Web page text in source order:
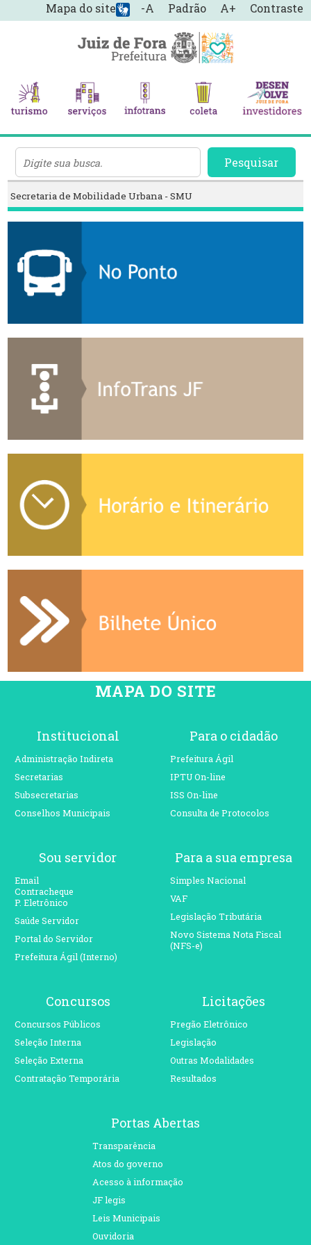
-A Padrão A+ Contraste
Mapa do site
Pesquisar
Secretaria de Mobilidade Urbana - SMU
MAPA DO SITE
Institucional
Administração Indireta
Secretarias
Subsecretarias
Conselhos Municipais
Para o cidadão
Prefeitura Ágil
IPTU On-line
ISS On-line
Consulta de Protocolos
Sou servidor
Email
Contracheque
P. Eletrônico
Saúde Servidor
Portal do Servidor
Prefeitura Ágil (Interno)
Para a sua empresa
Simples Nacional
VAF
Legislação Tributária
Novo Sistema Nota Fiscal
(NFS-e)
Concursos
Concursos Públicos
Seleção Interna
Seleção Externa
Contratação Temporária
Licitações
Pregão Eletrônico
Legislação
Outras Modalidades
Resultados
Portas Abertas
Transparência
Atos do governo
Acesso à informação
JF legis
Leis Municipais
Ouvidoria